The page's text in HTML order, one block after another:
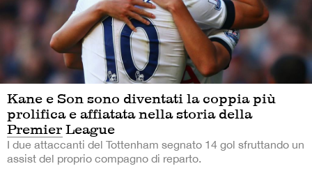
Kane e Son sono diventati la coppia più
prolifica e affiatata nella storia della
Premier League
I due attaccanti del Tottenham segnato 14 gol sfruttando un
assist del proprio compagno di reparto.